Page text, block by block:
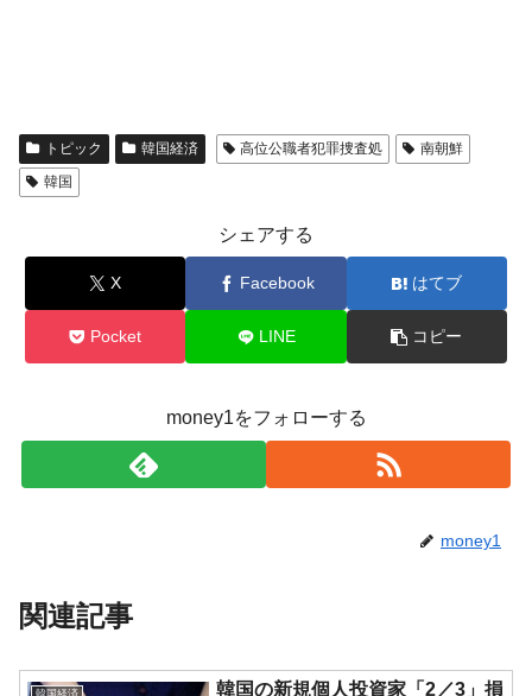
トピック 韓国経済 高位公職者犯罪捜査処
南朝鮮
韓国
シェアする
X Facebook はてブ
Pocket LINE コピー
money1をフォローする
money1
関連記事
韓国経済
韓国の新規個人投資家「2／3」損